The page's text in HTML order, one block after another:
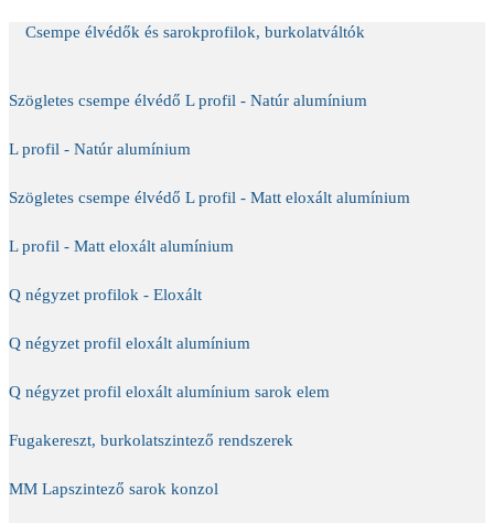
Csempe élvédők és sarokprofilok, burkolatváltók
Szögletes csempe élvédő L profil - Natúr alumínium
L profil - Natúr alumínium
Szögletes csempe élvédő L profil - Matt eloxált alumínium
L profil - Matt eloxált alumínium
Q négyzet profilok - Eloxált
Q négyzet profil eloxált alumínium
Q négyzet profil eloxált alumínium sarok elem
Fugakereszt, burkolatszintező rendszerek
MM Lapszintező sarok konzol